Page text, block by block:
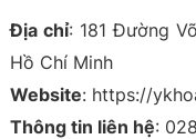
Địa chỉ: 181 Đường
Hồ Chí Minh
Website: https://
Thông tin liên hệ: